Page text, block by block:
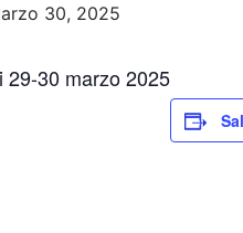
30, 2025
29-30 marzo 2025